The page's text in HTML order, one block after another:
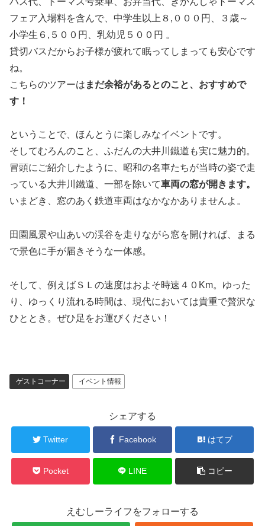
フェア入場料を含んで、中学生以上８,０００円、３歳～
小学生６,５００円、乳幼児５００円 。
貸切バスだからお子様が疲れて眠ってしまっても安心です
ね。
こちらのツアーは まだ余裕があるとのこと、おすすめで
す！
ということで、ほんとうに楽しみなイベントです。
そしてむろんのこと、ふだんの大井川鐵道も実に魅力的。
冒頭にご紹介したように、昭和の名車たちが当時の姿で走
っている大井川鐵道、一部を除いて車両の窓が開きます。
いまどき、窓のあく鉄道車両はなかなかありませんよ。
田園風景や山あいの渓谷を走りながら窓を開ければ、まる
で景色に手が届きそうな一体感。
そして、例えばＳＬの速度はおよそ時速４０Km。ゆった
り、ゆっくり流れる時間は、現代においては貴重で贅沢な
ひととき。ぜひ足をお運びください！
ゲストコーナー イベント情報
シェアする
Twitter Facebook はてブ
Pocket LINE コピー
えむしーライフをフォローする